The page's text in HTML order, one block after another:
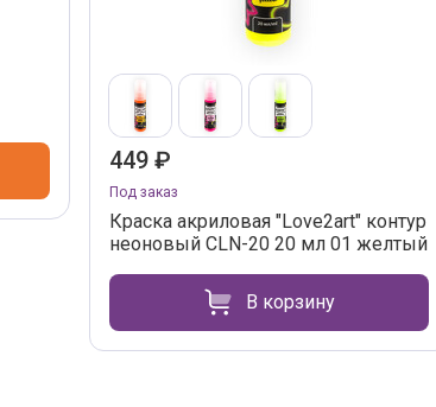
449 ₽
Под заказ
Краска акриловая "Love2art" контур
неоновый CLN-20 20 мл 01 желтый
В корзину